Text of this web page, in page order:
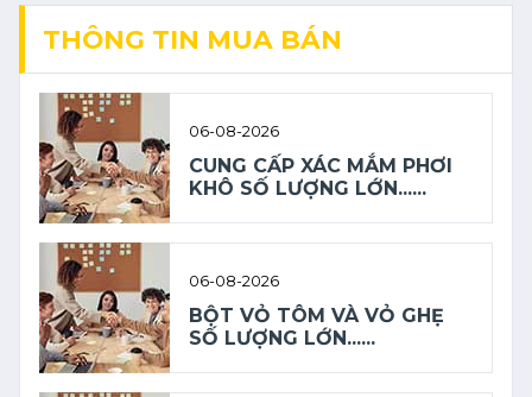
THÔNG TIN MUA BÁN
06-08-2026
CUNG CẤP XÁC MẮM PHƠI
KHÔ SỐ LƯỢNG LỚN......
06-08-2026
BỘT VỎ TÔM VÀ VỎ GHẸ
SỐ LƯỢNG LỚN......